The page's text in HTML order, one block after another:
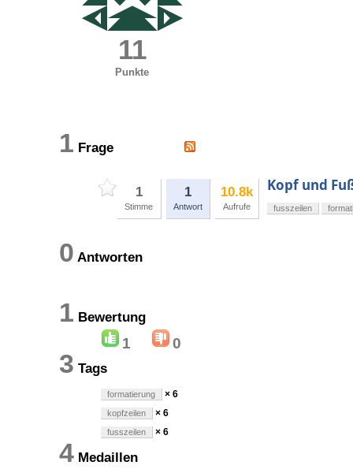
11
Punkte
1 Frage
1
Stimme
1
Antwort
10.8k
Aufrufe
Kopf und
fusszeilen
0 Antworten
1 Bewertung
1 0
3 Tags
formatierung × 6
kopfzeilen × 6
fusszeilen × 6
4 Medaillen